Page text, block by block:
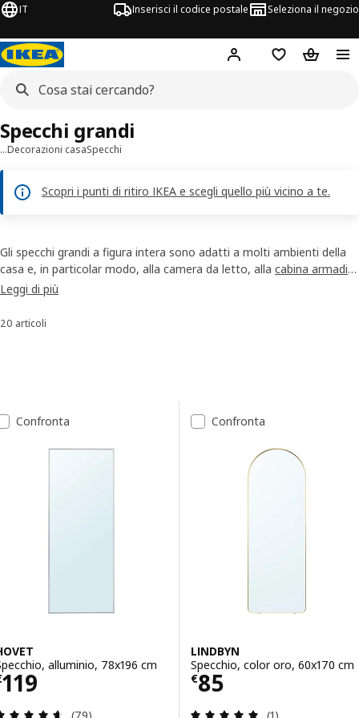
IT Inserisci il codice postale Seleziona il negozio
Hej! AccediLista deiCarrello
…Decorazioni casaSpecchi
Scopri i punti di ritiro IKEA e scegli quello più vicino a te.
Specchi grandi
Gli specchi grandi a figura intera sono adatti a molti ambienti della
casa e, in particolar modo, alla camera da letto, alla cabina armadio
e all’ingresso. Nel nostro assortimento trovi un’ampia scelta di
fissare alla parete. Per donare stile alla cabina armadio puoi
Leggi di più
Ordina e filtra
20 articoli
Elenco dei risultati
Confronta
alluminio, 78x196 cm
119 € 119
Recensione: 4.6 fuori da 5 stelle. Totale
Confronta
LINDBYN
Specchio, color oro, 60x170 cm
€85
Prezzo € 85
Recensione: 5